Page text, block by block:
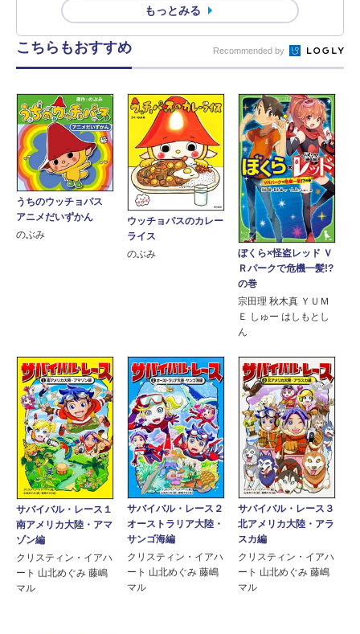
もっとみる
こちらもおすすめ Recommended by
うちのウッチョパス
アニメだいずかん
のぶみ
ウッチョパスのカレー
ライス
のぶみ
ぼくら×怪盗レッド Ｖ
Ｒパークで危機一髪!?
の巻
宗田理 秋木真 ＹＵＭ
Ｅ しゅー はしもとし
ん
サバイバル・レース１
南アメリカ大陸・アマ
ゾン編
クリスティン・イアハ
ート 山北めぐみ 藤嶋
マル
サバイバル・レース２
オーストラリア大陸・
サンゴ海編
クリスティン・イアハ
ート 山北めぐみ 藤嶋
マル
サバイバル・レース３
北アメリカ大陸・アラ
スカ編
クリスティン・イアハ
ート 山北めぐみ 藤嶋
マル